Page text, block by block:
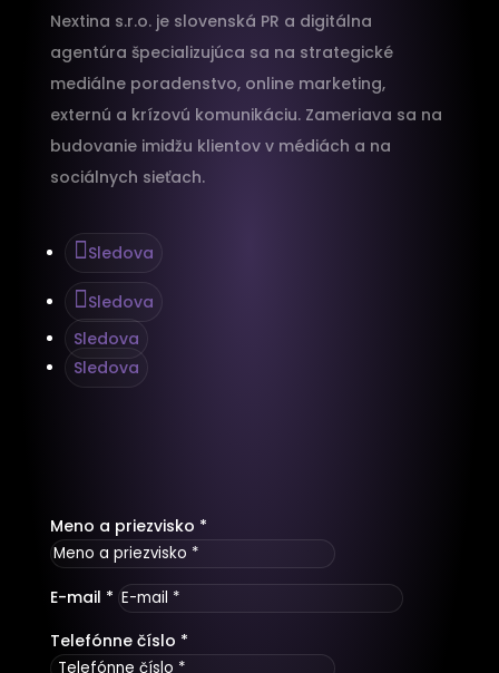
Nextina s.r.o. je slovenská PR a digitálna
agentúra špecializujúca sa na strategické
mediálne poradenstvo, online marketing,
externú a krízovú komunikáciu. Zameriava sa na
budovanie imidžu klientov v médiách a na
sociálnych sieťach.
Sledova
Sledova
Sledova
Sledova
Meno a priezvisko *
E-mail *
Telefónne číslo *